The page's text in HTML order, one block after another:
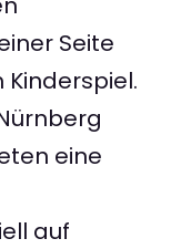
Seite
eine
auf